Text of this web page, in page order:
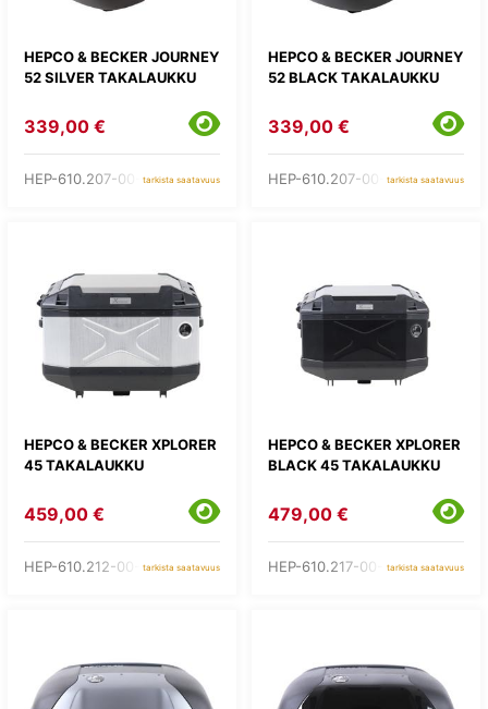
HEPCO & BECKER JOURNEY
52 SILVER TAKALAUKKU
339,00 €
HEP-610.207-00-09tarkista saatavuus
HEPCO & BECKER JOURNEY
52 BLACK TAKALAUKKU
339,00 €
HEP-610.207-00-11tarkista saatavuus
HEPCO & BECKER XPLORER
45 TAKALAUKKU
459,00 €
HEP-610.212-00-00tarkista saatavuus
HEPCO & BECKER XPLORER
BLACK 45 TAKALAUKKU
479,00 €
HEP-610.217-00-01tarkista saatavuus